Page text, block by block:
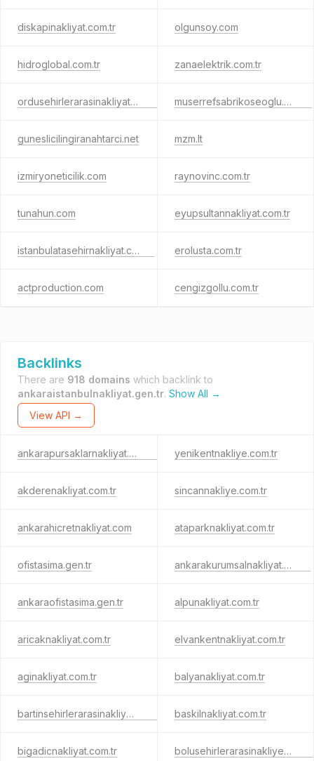
diskapinakliyat.com.tr olgunsoy.com
hidroglobal.com.tr zanaelektrik.com.tr
ordusehirlerarasinakliyat.web.tr muserrefsabrikoseoglu.com.tr
guneslicilingiranahtarci.net mzm.lt
izmiryoneticilik.com raynovinc.com.tr
tunahun.com eyupsultannakliyat.com.tr
istanbulatasehirnakliyat.com.tr erolusta.com.tr
actproduction.com cengizgollu.com.tr
Backlinks
There are 918 domains which backlink to
ankaraistanbulnakliyat.gen.tr. Show All →
View API →
ankarapursaklarnakliyat.com.tr yenikentnakliye.com.tr
akderenakliyat.com.tr sincannakliye.com.tr
ankarahicretnakliyat.com ataparknakliyat.com.tr
ofistasima.gen.tr ankarakurumsalnakliyat.gen.tr
ankaraofistasima.gen.tr alpunakliyat.com.tr
aricaknakliyat.com.tr elvankentnakliyat.com.tr
aginakliyat.com.tr balyanakliyat.com.tr
bartinsehirlerarasinakliye.com.tr baskilnakliyat.com.tr
bigadicnakliyat.com.tr bolusehirlerarasinakliyeci.com.tr